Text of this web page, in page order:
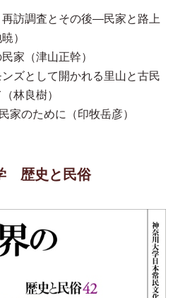
訪調査とその後—民家と路上
）
家（津山正幹）
ンズとして開かれる里山と古民
林良樹）
家のために（印牧岳彦）
歴史と民俗